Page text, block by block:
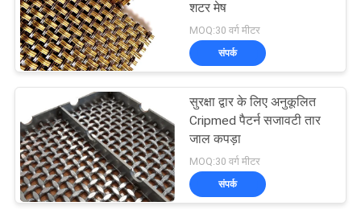
शटर मेष
MOQ:30 वर्ग मीटर
संपर्क
सुरक्षा द्वार के लिए अनुकूलित
Cripmed पैटर्न सजावटी तार
जाल कपड़ा
MOQ:30 वर्ग मीटर
संपर्क